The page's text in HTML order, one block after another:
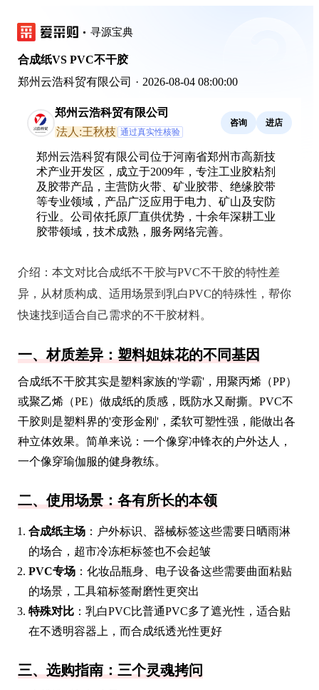
寻源宝典
合成纸VS PVC不干胶
郑州云浩科贸有限公司 · 2026-08-04 08:00:00
郑州云浩科贸有限公司
法人:王秋枝 通过真实性核验
咨询 进店
郑州云浩科贸有限公司位于河南省郑州市高新技
术产业开发区，成立于2009年，专注工业胶粘剂
及胶带产品，主营防火带、矿业胶带、绝缘胶带
等专业领域，产品广泛应用于电力、矿山及安防
行业。公司依托原厂直供优势，十余年深耕工业
胶带领域，技术成熟，服务网络完善。
介绍： 本文对比合成纸不干胶与PVC不干胶的特性差
异，从材质构成、适用场景到乳白PVC的特殊性，帮你
快速找到适合自己需求的不干胶材料。
一、材质差异：塑料姐妹花的不同基因
合成纸不干胶其实是塑料家族的'学霸'，用聚丙烯（PP）
或聚乙烯（PE）做成纸的质感，既防水又耐撕。PVC不
干胶则是塑料界的'变形金刚'，柔软可塑性强，能做出各
种立体效果。简单来说：一个像穿冲锋衣的户外达人，
一个像穿瑜伽服的健身教练。
二、使用场景：各有所长的本领
合成纸主场 ：户外标识、器械标签这些需要日晒雨淋
的场合，超市冷冻柜标签也不会起皱
PVC专场 ：化妆品瓶身、电子设备这些需要曲面粘贴
的场景，工具箱标签耐磨性更突出
特殊对比 ：乳白PVC比普通PVC多了遮光性，适合贴
在不透明容器上，而合成纸透光性更好
三、选购指南：三个灵魂拷问